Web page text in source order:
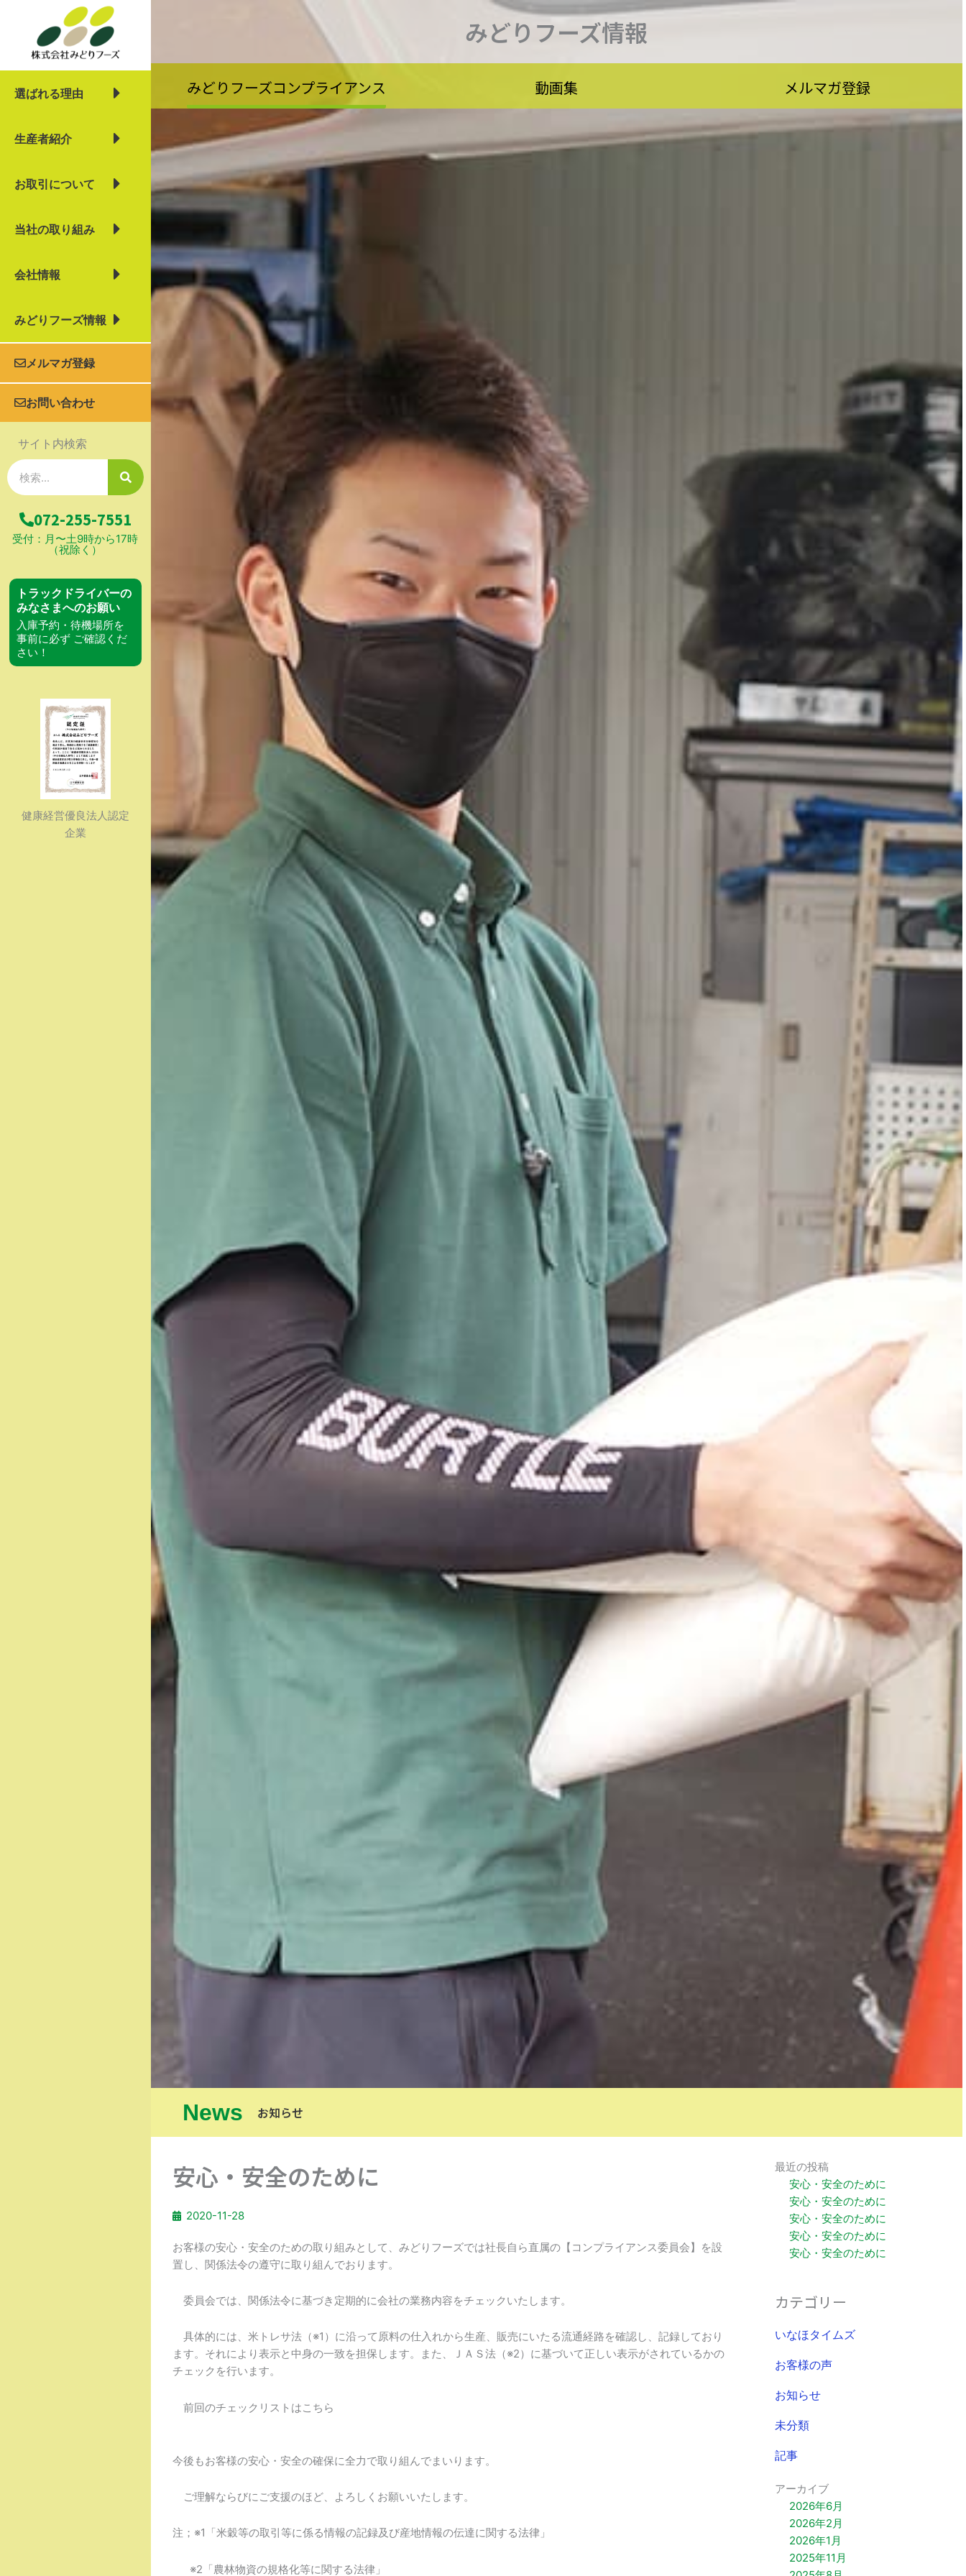
選ばれる理由
生産者紹介
お取引について
当社の取り組み
会社情報
みどりフーズ情報
メルマガ登録
お問い合わせ
サイト内検索
検
索
072-255-7551
受付：月〜土9時から17時
（祝除く）
トラックドライバーの
みなさまへのお願い
入庫予約・待機場所を
事前に必ず ご確認くだ
さい！
健康経営優良法人認定
企業
みどりフーズ情報
みどりフーズコンプライアンス 動画集 メルマガ登録
News お知らせ
安心・安全のために
2020-11-28
お客様の安心・安全のための取り組みとして、みどりフーズでは社長自ら直属の【コンプライアンス委員会】を設
置し、関係法令の遵守に取り組んでおります。
委員会では、関係法令に基づき定期的に会社の業務内容をチェックいたします。
具体的には、米トレサ法（※1）に沿って原料の仕入れから生産、販売にいたる流通経路を確認し、記録しており
ます。それにより表示と中身の一致を担保します。また、ＪＡＳ法（※2）に基づいて正しい表示がされているかの
チェックを行います。
前回のチェックリストはこちら
今後もお客様の安心・安全の確保に全力で取り組んでまいります。
ご理解ならびにご支援のほど、よろしくお願いいたします。
注；※1「米穀等の取引等に係る情報の記録及び産地情報の伝達に関する法律」
※2「農林物資の規格化等に関する法律」
最近の投稿
安心・安全のために
安心・安全のために
安心・安全のために
安心・安全のために
安心・安全のために
カテゴリー
いなほタイムズ
お客様の声
お知らせ
未分類
記事
アーカイブ
2026年6月
2026年2月
2026年1月
2025年11月